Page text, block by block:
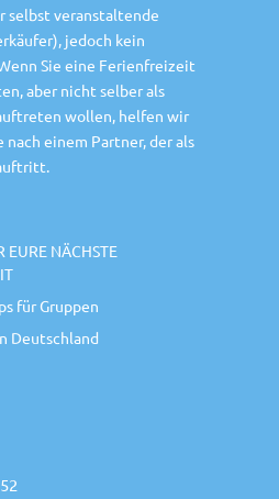
selbst veranstaltende
jedoch kein
Sie eine Ferienfreizeit
aber nicht selber als
wollen, helfen wir
nach einem Partner, der als
EURE NÄCHSTE
für Gruppen
Deutschland